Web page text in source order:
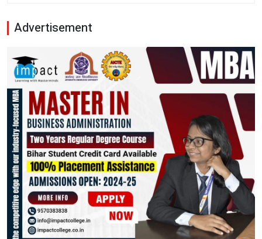
Advertisement